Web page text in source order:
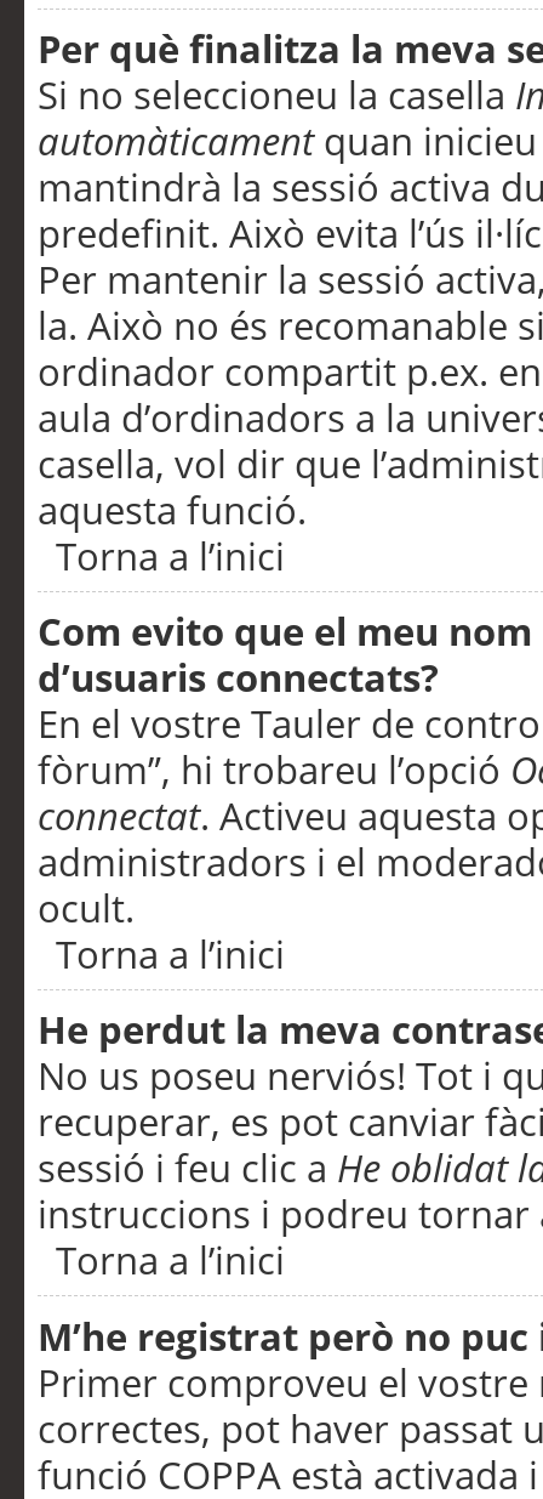
Per què finalitza la meva
Si no seleccioneu la casella
automàticamentquan inicieu
mantindrà la sessió activa
predefinit. Això evita l’ús
Per mantenir la sessió
la. Això no és recomanable
ordinador compartit p.ex.
aula d’ordinadors a la
casella, vol dir que
aquesta funció.
Torna a l’inici
Com evito que el meu
d’usuaris connectats?
En el vostre Tauler de
fòrum”, hi trobareu l’opció
connectat. Activeu aquesta
administradors i el
ocult.
Torna a l’inici
He perdut la meva
No us poseu nerviós! Tot i
recuperar, es pot canviar
sessió i feu clic a He oblidat
instruccions i podreu tornar
Torna a l’inici
M’he registrat però no
Primer comproveu el vostre
correctes, pot haver passat
funció COPPA està